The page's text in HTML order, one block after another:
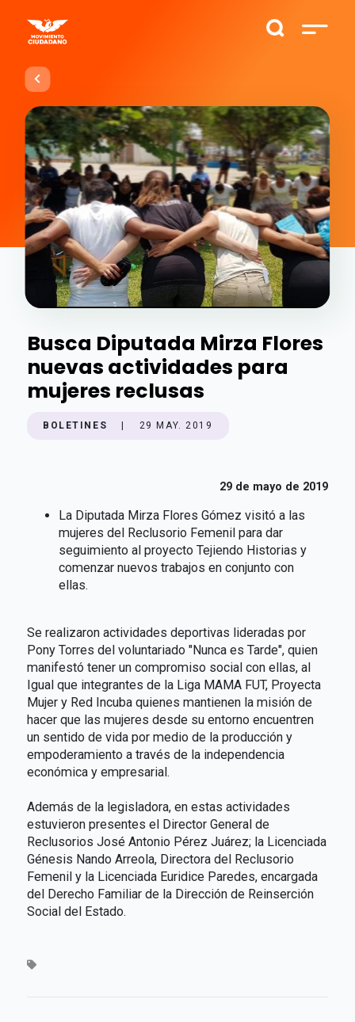
Busca Diputada Mirza Flores
nuevas actividades para
mujeres reclusas
BOLETINES 29 MAY. 2019
29 de mayo de 2019
La Diputada Mirza Flores Gómez visitó a las
mujeres del Reclusorio Femenil para dar
seguimiento al proyecto Tejiendo Historias y
comenzar nuevos trabajos en conjunto con
ellas.
Se realizaron actividades deportivas lideradas por
Pony Torres del voluntariado "Nunca es Tarde", quien
manifestó tener un compromiso social con ellas, al
Igual que integrantes de la Liga MAMA FUT, Proyecta
Mujer y Red Incuba quienes mantienen la misión de
hacer que las mujeres desde su entorno encuentren
un sentido de vida por medio de la producción y
empoderamiento a través de la independencia
económica y empresarial.
Además de la legisladora, en estas actividades
estuvieron presentes el Director General de
Reclusorios José Antonio Pérez Juárez; la Licenciada
Génesis Nando Arreola, Directora del Reclusorio
Femenil y la Licenciada Euridice Paredes, encargada
del Derecho Familiar de la Dirección de Reinserción
Social del Estado.